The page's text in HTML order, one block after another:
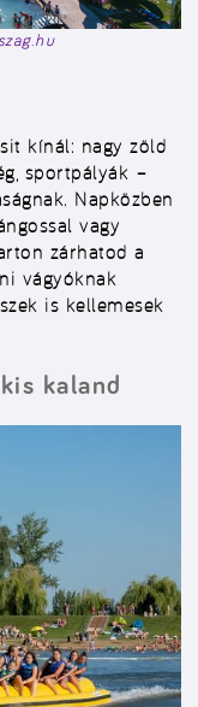
kínál: nagy zöld
sportpályák –
Napközben
vagy
zárhatod a
vágyóknak
is kellemesek
kaland